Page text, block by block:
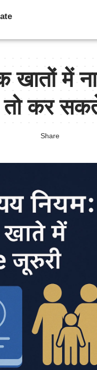
खातों में
तो कर
Share